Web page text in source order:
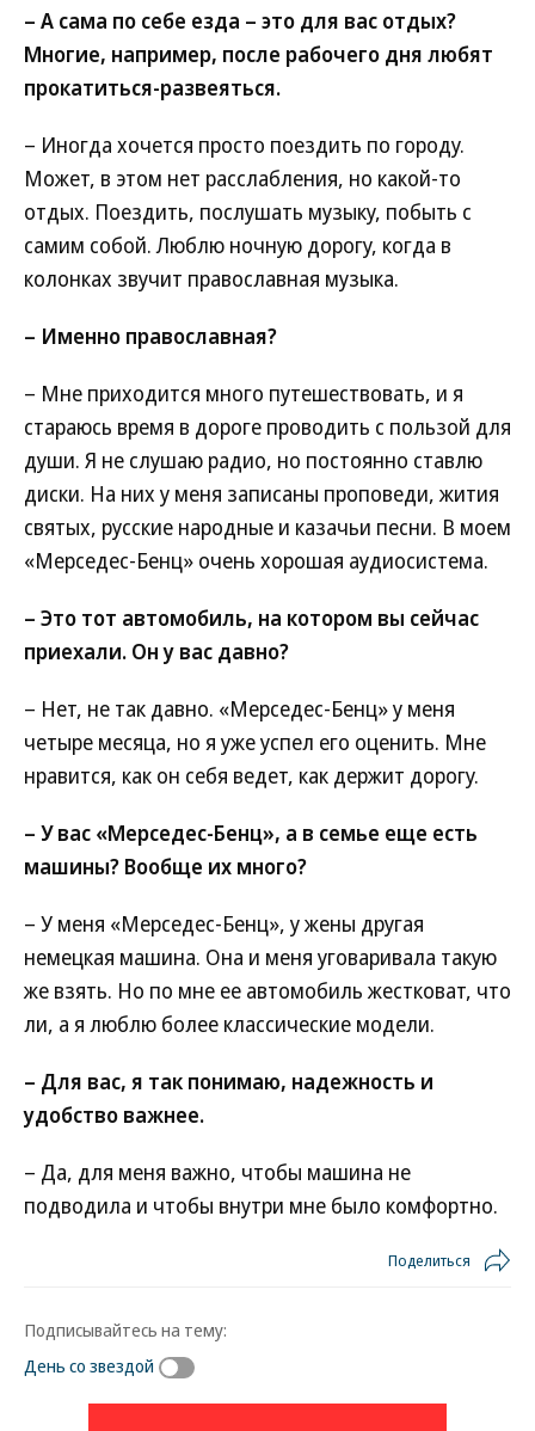
– А сама по себе езда – это для вас отдых?
Многие, например, после рабочего дня любят
прокатиться-развеяться.
– Иногда хочется просто поездить по городу.
Может, в этом нет расслабления, но какой-то
отдых. Поездить, послушать музыку, побыть с
самим собой. Люблю ночную дорогу, когда в
колонках звучит православная музыка.
– Именно православная?
– Мне приходится много путешествовать, и я
стараюсь время в дороге проводить с пользой для
души. Я не слушаю радио, но постоянно ставлю
диски. На них у меня записаны проповеди, жития
святых, русские народные и казачьи песни. В моем
«Мерседес-Бенц» очень хорошая аудиосистема.
– Это тот автомобиль, на котором вы сейчас
приехали. Он у вас давно?
– Нет, не так давно. «Мерседес-Бенц» у меня
четыре месяца, но я уже успел его оценить. Мне
нравится, как он себя ведет, как держит дорогу.
– У вас «Мерседес-Бенц», а в семье еще есть
машины? Вообще их много?
– У меня «Мерседес-Бенц», у жены другая
немецкая машина. Она и меня уговаривала такую
же взять. Но по мне ее автомобиль жестковат, что
ли, а я люблю более классические модели.
– Для вас, я так понимаю, надежность и
удобство важнее.
– Да, для меня важно, чтобы машина не
подводила и чтобы внутри мне было комфортно.
Поделиться
Подписывайтесь на тему:
День со звездой